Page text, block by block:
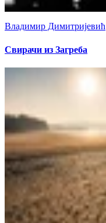
Владимир Димитријевић
Свирачи из Загреба